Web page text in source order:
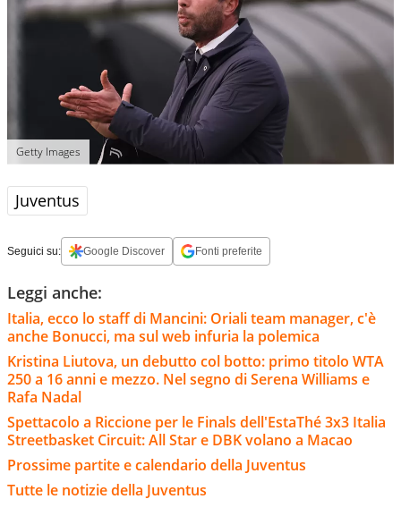
Getty Images
Juventus
Seguici su: Google Discover Fonti preferite
Leggi anche:
Italia, ecco lo staff di Mancini: Oriali team manager, c'è
anche Bonucci, ma sul web infuria la polemica
Kristina Liutova, un debutto col botto: primo titolo WTA
250 a 16 anni e mezzo. Nel segno di Serena Williams e
Rafa Nadal
Spettacolo a Riccione per le Finals dell'EstaThé 3x3 Italia
Streetbasket Circuit: All Star e DBK volano a Macao
Prossime partite e calendario della Juventus
Tutte le notizie della Juventus